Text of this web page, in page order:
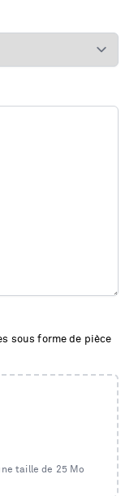
sous forme de pièce
taille de 25 Mo